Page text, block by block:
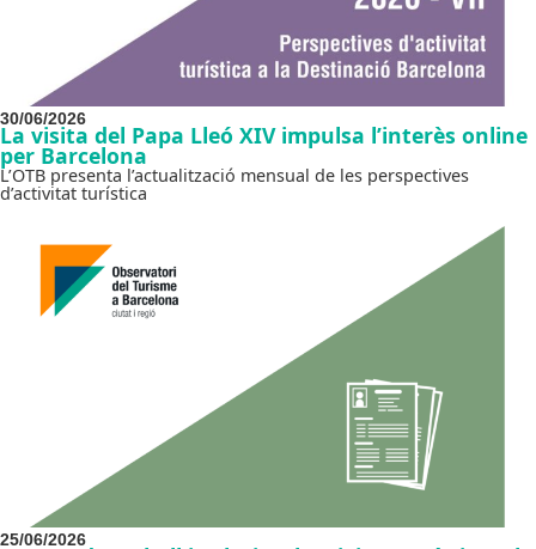
30/06/2026
La visita del Papa Lleó XIV impulsa l’interès online
per Barcelona
L’OTB presenta l’actualització mensual de les perspectives
d’activitat turística
25/06/2026